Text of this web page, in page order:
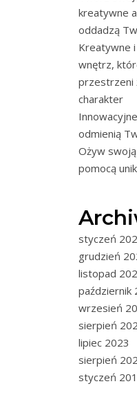
kreatywne
oddadzą
Kreatywne
wnętrz,
przestrzeni
charakter
odmienią
Ożyw
pomocą
styczeń
grudzień
listopad
październik
wrzesień
sierpień
lipiec 2023
sierpień
styczeń